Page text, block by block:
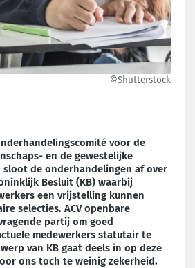
©Shutterstock
voor de
en de gewestelijke
sloot de onderhandelingen af over
Besluit (KB) waarbij
een vrijstelling kunnen
selecties. ACV openbare
partij om goed
medewerkers statutair te
van KB gaat deels in op deze
ons toch te weinig zekerheid.